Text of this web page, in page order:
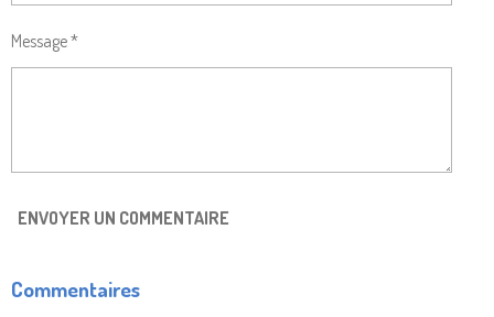
Message *
ENVOYER UN COMMENTAIRE
Commentaires